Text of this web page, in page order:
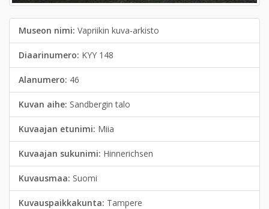
Museon nimi: Vapriikin kuva-arkisto
Diaarinumero: KYY 148
Alanumero: 46
Kuvan aihe: Sandbergin talo
Kuvaajan etunimi: Miia
Kuvaajan sukunimi: Hinnerichsen
Kuvausmaa: Suomi
Kuvauspaikkakunta: Tampere